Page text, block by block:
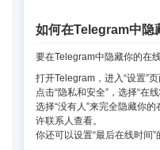
如何在Telegram中隐
要在Telegram中隐藏你的在
打开Telegram，进入“设置”页
点击“隐私和安全”，选择“在线
选择“没有人”来完全隐藏你
许联系人查看。
你还可以设置“最后在线时间”